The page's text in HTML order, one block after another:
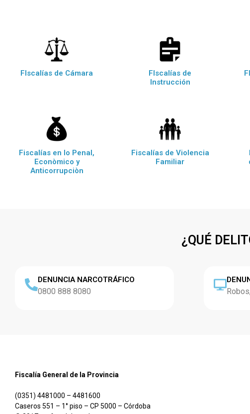
FIscalías de Cámara
FIscalías de
Instrucción
Fiscalías en lo Penal,
Econòmico y
Anticorrupciòn
Fiscalías de Violencia
Familiar
¿QUÉ
DENUNCIA NARCOTRÁFICO
0800 888 8080
Fiscalía General de la Provincia
(0351) 4481000 – 4481600
Caseros 551 – 1° piso – CP 5000 – Córdoba